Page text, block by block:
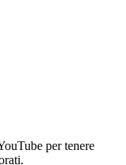
per tenere